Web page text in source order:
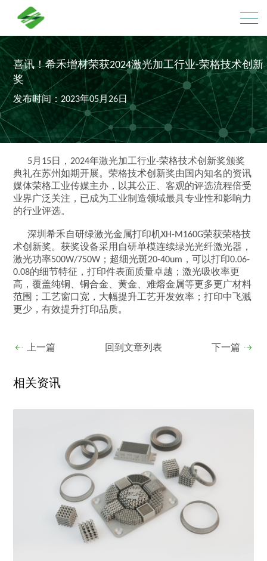
喜讯！希禾增材荣获2024激光加工行业-荣格技术创新
奖
发布时间：2023年05月26日
5月15日，2024年激光加工行业-荣格技术创新奖颁奖
典礼在苏州如期开展。荣格技术创新奖由国内知名的资讯
媒体荣格工业传媒主办，以其公正、客观的评选流程倍受
业界广泛关注，已成为工业制造领域最具专业性和影响力
的行业评选。
深圳希禾自研绿激光金属打印机XH-M160G荣获荣格技
术创新奖。获奖设备采用自研单模连续绿光光纤激光器，
激光功率500W/750W；超细光斑20-40um，可以打印0.06-
0.08的细节特征，打印件表面质量卓越；激光吸收率更
高，覆盖纯铜、铜合金、黄金、难熔金属等更多更广材料
范围；工艺窗口宽，大幅提升工艺开发效率；打印中飞溅
更少，有效提升打印品质。
上一篇 回到文章列表 下一篇
相关资讯